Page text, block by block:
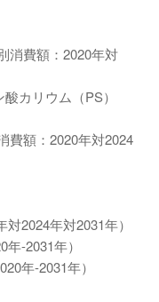
消費額：2020年対
カリウム（PS）
費額：2020年対2024
2024年対2031年）
-2031年）
年-2031年）